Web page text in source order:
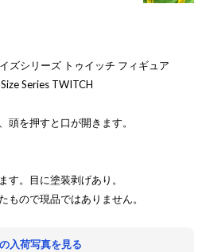
ズシリーズ トゥイッチ フィギュア
Series TWITCH
頭を押すと口が開きます。
す。目に塗装剥げあり。
もので現品ではありません。
入荷写真を見る